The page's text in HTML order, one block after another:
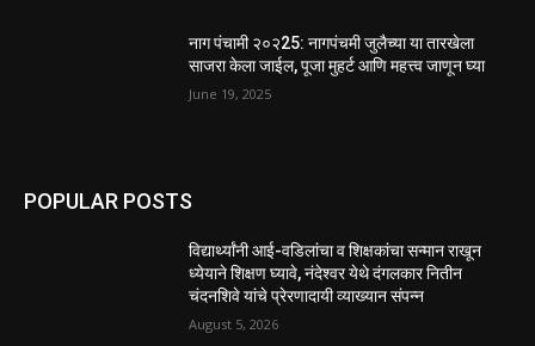
नाग पंचामी २०२25: नागपंचमी जुलैच्या या तारखेला
साजरा केला जाईल, पूजा मुहर्ट आणि महत्त्व जाणून घ्या
June 19, 2025
POPULAR POSTS
विद्यार्थ्यांनी आई-वडिलांचा व शिक्षकांचा सन्मान राखून
ध्येयाने शिक्षण घ्यावे, नंदेश्वर येथे दंगलकार नितीन
चंदनशिवे यांचे प्रेरणादायी व्याख्यान संपन्न
August 5, 2026